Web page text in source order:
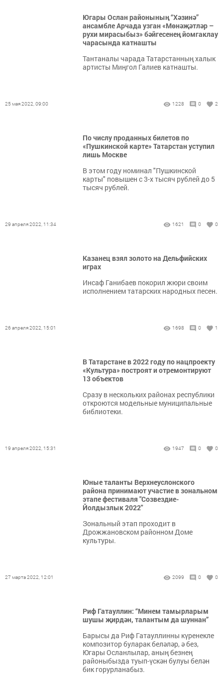
Югары Ослан районының “Хәзинә”
ансамбле Арчада узган «Мөнәҗәтләр –
рухи мирасыбыз» бәйгесенең йомгаклау
чарасында катнашты
Тантаналы чарада Татарстанның халык
артисты Миңгол Галиев катнашты.
25 мая 2022, 09:00 1228 0 2
По числу проданных билетов по
«Пушкинской карте» Татарстан уступил
лишь Москве
В этом году номинал "Пушкинской
карты" повышен с 3-х тысяч рублей до 5
тысяч рублей.
29 апреля 2022, 11:34 1621 0 0
Казанец взял золото на Дельфийских
играх
Инсаф Ганибаев покорил жюри своим
исполнением татарских народных песен.
26 апреля 2022, 15:01 1698 0 1
В Татарстане в 2022 году по нацпроекту
«Культура» построят и отремонтируют
13 объектов
Сразу в нескольких районах республики
откроются модельные муниципальные
библиотеки.
19 апреля 2022, 15:31 1947 0 0
Юные таланты Верхнеуслонского
района принимают участие в зональном
этапе фестиваля "Созвездие-
Йолдызлык 2022"
Зональный этап проходит в
Дрожжановском районном Доме
культуры.
27 марта 2022, 12:01 2099 0 0
Риф Гатауллин: “Минем тамырларым
шушы җирдән, талантым да шуннан”
Барысы да Риф Гатауллинны күренекле
композитор буларак беләләр, ә без,
Югары Осланлылар, аның безнең
районыбызда туып-үскән булуы белән
бик горурланабыз.